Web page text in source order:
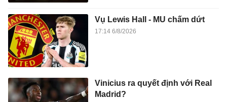
Vụ Lewis Hall - MU chấm dứt
17:14 6/8/2026
Vinicius ra quyết định với Real
Madrid?